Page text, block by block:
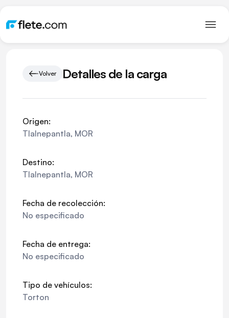
Volver Detalles de la carga
Origen:
Tlalnepantla, MOR
Destino:
Tlalnepantla, MOR
Fecha de recolección:
No especificado
Fecha de entrega:
No especificado
Tipo de vehículos:
Torton